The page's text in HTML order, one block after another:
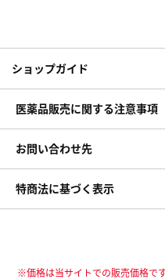
ショップガイド
医薬品販売に関する注意事項
お問い合わせ先
特商法に基づく表示
※価格は当サイトでの販売価格で